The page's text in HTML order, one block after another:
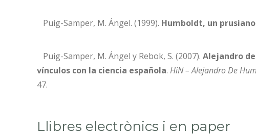
Puig-Samper, M. Ángel. (1999). Humboldt, un
Puig-Samper, M. Ángel y Rebok, S. (2007). Alejandro
vínculos con la ciencia española. HiN – Alejandro De
47.
Llibres electrònics i en paper